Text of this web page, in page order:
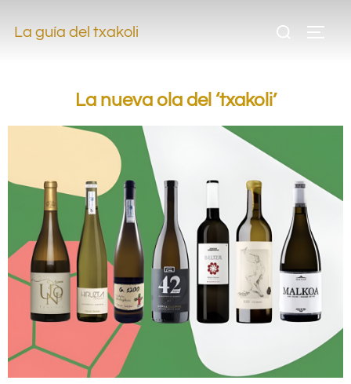
La guía del txakoli
La nueva ola del ‘txakoli’